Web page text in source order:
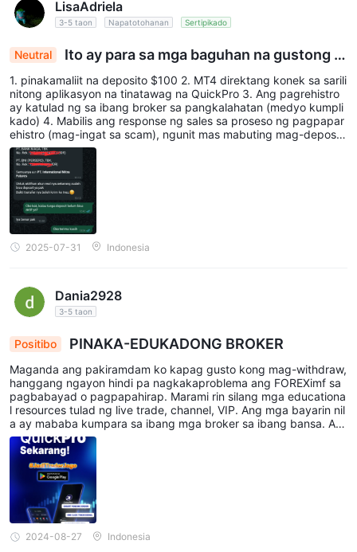
LisaAdriela
3-5 taon Napatotohanan Sertipikado
Neutral
Ito ay para sa mga baguhan na gustong s
umubok ng ForexIMF
1. pinakamaliit na deposito $100 2. MT4 direktang konek sa sarili
nitong aplikasyon na tinatawag na QuickPro 3. Ang pagrehistro
ay katulad ng sa ibang broker sa pangkalahatan (medyo kumpli
kado) 4. Mabilis ang response ng sales sa proseso ng pagpapar
ehistro (mag-ingat sa scam), ngunit mas mabuting mag-deposit
o nang mag-isa para mas maging maingat 5. Ang website ay mu
khang simple at propesyonal 6. Kailangan munang mag-deposit
o bago ma-activate ang account
2025-07-31 Indonesia
Dania2928
3-5 taon
Positibo PINAKA-EDUKADONG BROKER
Maganda ang pakiramdam ko kapag gusto kong mag-withdraw,
hanggang ngayon hindi pa nagkakaproblema ang FOREXimf sa
pagbabayad o pagpapahirap. Marami rin silang mga educationa
l resources tulad ng live trade, channel, VIP. Ang mga bayarin nil
a ay mababa kumpara sa ibang mga broker sa ibang bansa. An
g mahalaga ay may pakiramdam akong ligtas dahil alam ko rin k
ung saan ang kanilang opisina. Lalo na ang QuickPro app, talag
ang napakadali at napakatulong sa aking pag-trade.
2024-08-27 Indonesia